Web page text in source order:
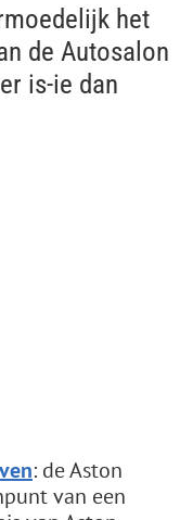
het
de Autosalon
is-ie dan
: de Aston
van een